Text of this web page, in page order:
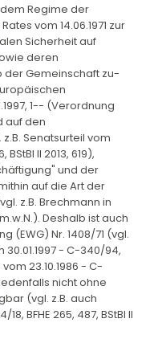
Regime der
vom 14.06.1971 zur
Sicherheit auf
deren
Gemeinschaft zu-
1-- (Verordnung
auf den
Senatsurteil vom
BStBl II 2013, 619),
und der
auf die Art der
z.B. Brechmann in
Deshalb ist auch
(EWG) Nr. 1408/71 (vgl.
30.01.1997 - C-340/94,
23.10.1986 - C-
nicht ohne
(vgl. z.B. auch
BFHE 265, 487, BStBl II